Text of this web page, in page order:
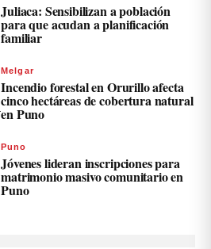
Juliaca: Sensibilizan a población
para que acudan a planificación
familiar
Melgar
Incendio forestal en Orurillo afecta
cinco hectáreas de cobertura natural
en Puno
Puno
Jóvenes lideran inscripciones para
matrimonio masivo comunitario en
Puno